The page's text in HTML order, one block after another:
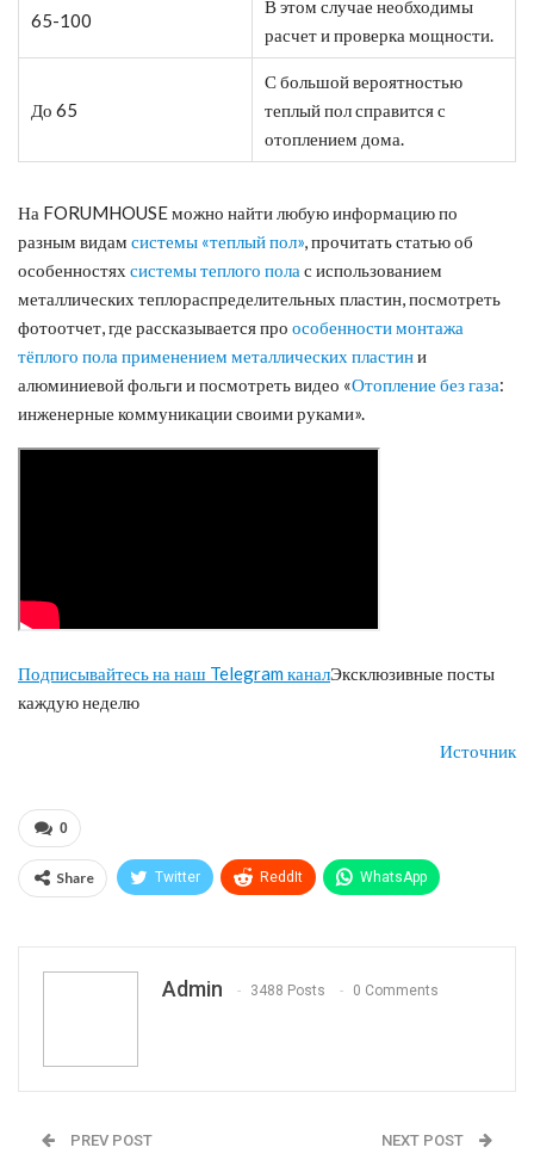
65-100
В этом случае необходимы
расчет и проверка мощности.
До 65
С большой вероятностью
теплый пол справится с
отоплением дома.
На FORUMHOUSE можно найти любую информацию по
разным видам системы «теплый пол», прочитать статью об
особенностях системы теплого пола с использованием
металлических теплораспределительных пластин, посмотреть
фотоотчет, где рассказывается про особенности монтажа
тёплого пола применением металлических пластини
алюминиевой фольги и посмотреть видео «Отопление без газа:
инженерные коммуникации своими руками».
Подписывайтесь на наш Telegram каналЭксклюзивные посты
каждую неделю
Источник
0
Share Twitter ReddIt WhatsApp
Admin 3488 Posts 0 Comments
PREV POST NEXT POST